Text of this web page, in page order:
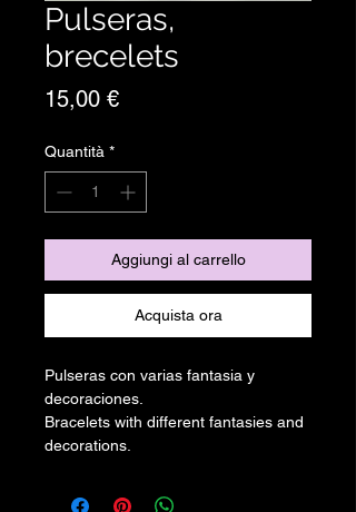
Pulseras,
brecelets
15,00 €Prezzo
Quantità *
Aggiungi al carrello
Acquista ora
Pulseras con varias fantasia y
decoraciones.
Bracelets with different fantasies and
decorations.